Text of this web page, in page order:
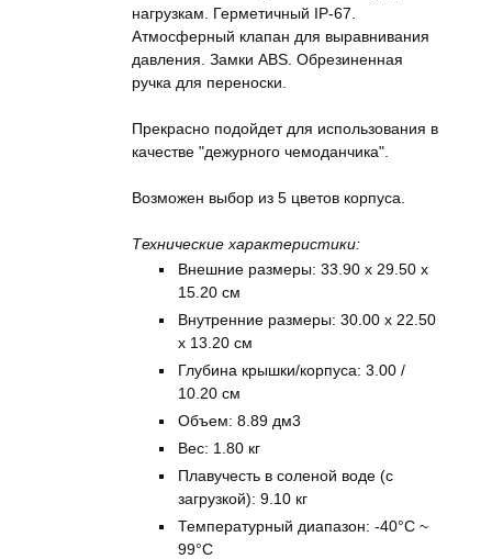
нагрузкам. Герметичный IP-67.
Атмосферный клапан для выравнивания
давления. Замки ABS. Обрезиненная
ручка для переноски.
Прекрасно подойдет для использования в
качестве "дежурного чемоданчика".
Возможен выбор из 5 цветов корпуса.
Технические характеристики:
Внешние размеры: 33.90 x 29.50 x
15.20 см
Внутренние размеры: 30.00 x 22.50
x 13.20 см
Глубина крышки/корпуса: 3.00 /
10.20 см
Объем: 8.89 дм3
Вес: 1.80 кг
Плавучесть в соленой воде (с
загрузкой): 9.10 кг
Температурный диапазон: -40°C ~
99°C